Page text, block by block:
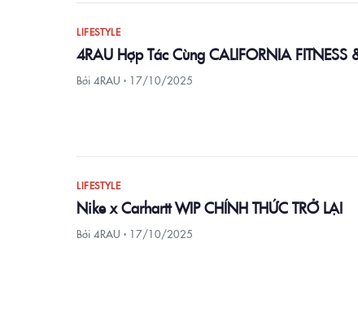
LIFESTYLE
4RAU Hợp Tác Cùng CALIFORNIA
Bởi 4RAU · 17/10/2025
LIFESTYLE
Nike x Carhartt WIP CHÍNH THỨC TRỞ LẠI
Bởi 4RAU · 17/10/2025